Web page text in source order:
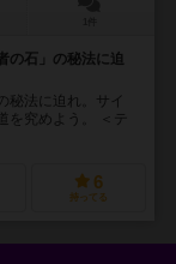
の石」の秘法に迫
秘法に迫れ。サイ
を究めよう。 ＜テ
6
持ってる